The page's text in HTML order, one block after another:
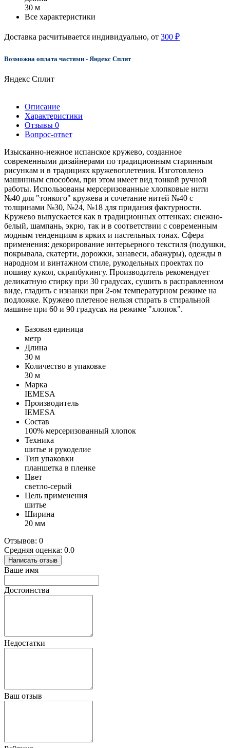
30 м
Все характеристики
Доставка расчитывается индивидуально, от 300 ₽
Возможна оплата частями - Яндекс Сплит
Яндекс Сплит
Описание
Характеристики
Отзывы 0
Вопрос-ответ
Изысканно-нежное испанское кружево, созданное
современными дизайнерами по традиционным старинным
рисункам и в традициях кружевоплетения. Изготовлено
машинным способом, при этом имеет вид тонкой ручной
работы. Использованы мерсеризованные хлопковые нити
№40 для "тонкого" кружева и сочетание нитей №40 с
толщинами №30, №24, №18 для придания фактурности.
Кружево выпускается как в традиционных оттенках: снежно-
белый, шампань, экрю, так и в соответствии с современным
модным тенденциям в ярких и пастельных тонах. Сфера
применения: декорирование интерьерного текстиля (подушки,
покрывала, скатерти, дорожки, занавеси, абажуры), одежды в
народном и винтажном стиле, рукодельных проектах по
пошиву кукол, скрапбукингу. Производитель рекомендует
деликатную стирку при 30 градусах, сушить в расправленном
виде, гладить с изнанки при 2-ом температурном режиме на
подложке. Кружево плетеное нельзя стирать в стиральной
машине при 60 и 90 градусах на режиме "хлопок".
Базовая единица
метр
Длина
30 м
Количество в упаковке
30 м
Марка
IEMESA
Производитель
IEMESA
Состав
100% мерсеризованный хлопок
Техника
шитье и рукоделие
Тип упаковки
планшетка в пленке
Цвет
светло-серый
Цель применения
шитье
Ширина
20 мм
Отзывов: 0
Средняя оценка: 0.0
Написать отзыв
Ваше имя
Достоинства
Недостатки
Ваш отзыв